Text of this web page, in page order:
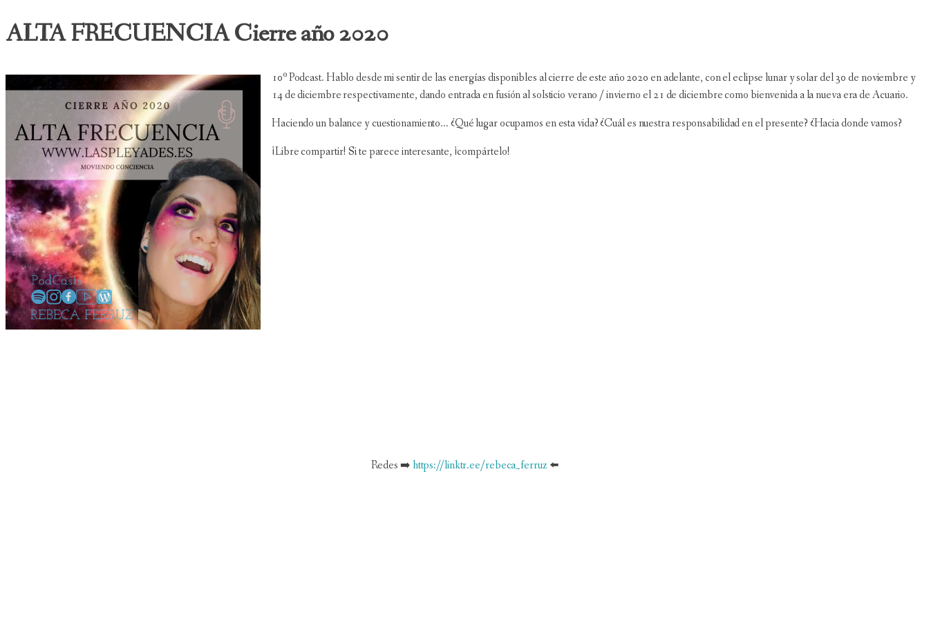
ALTA FRECUENCIA Cierre año 2020
10º Podcast. Hablo desde mi sentir de las energías disponibles al cierre de este año 2020 en adelante, con el eclipse lunar y solar del 30 de noviembre y
14 de diciembre respectivamente, dando entrada en fusión al solsticio verano / invierno el 21 de diciembre como bienvenida a la nueva era de Acuario.
Haciendo un balance y cuestionamiento... ¿Qué lugar ocupamos en esta vida? ¿Cuál es nuestra responsabilidad en el presente? ¿Hacia donde vamos?
¡Libre compartir! Si te parece interesante, ¡compártelo!
Redes ➡️https://linktr.ee/rebeca_ferruz ⬅️